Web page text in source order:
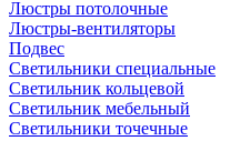
Люстры потолочные
Люстры-вентиляторы
Подвес
Светильники специальные
Светильник кольцевой
Светильник мебельный
Светильники точечные